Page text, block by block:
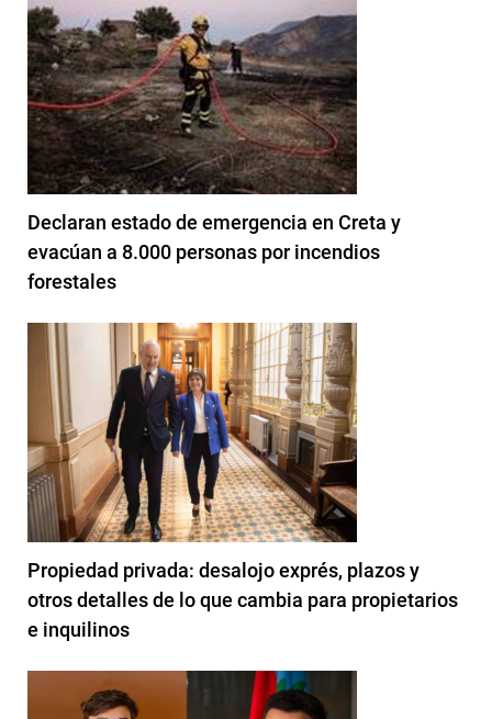
Declaran estado de emergencia en Creta y
evacúan a 8.000 personas por incendios
forestales
Propiedad privada: desalojo exprés, plazos y
otros detalles de lo que cambia para propietarios
e inquilinos